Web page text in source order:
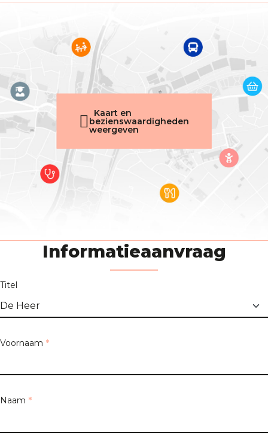
Kaart en
bezienswaardigheden
weergeven
Informatieaanvraag
Titel
Voornaam *
Naam *